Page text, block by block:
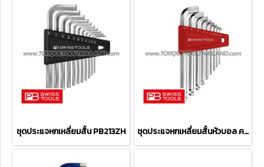
ชุดประแจหกเหลี่ยมสั้น PB213ZH ชุดประแจหกเหลี่ยมสั้นหัวบอล คอสั้น PB2212H